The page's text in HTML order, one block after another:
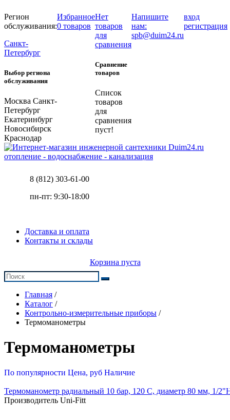
Регион
обслуживания:
Санкт-
Петербург
Выбор региона
обслуживания
Москва Санкт-
Петербург
Екатеринбург
Новосибирск
Краснодар
Избранное
0 товаров
Нет
товаров
для
сравнения
Сравнение
товаров
Список
товаров
для
сравнения
пуст!
Напишите
нам:
spb@duim24.ru
вход
регистрация
отопление - водоснабжение - канализация
8 (812) 303-61-00
пн-пт: 9:30-18:00
Доставка и оплата
Контакты и склады
Корзина пуста
Главная /
Каталог /
Контрольно-измерительные приборы /
Термоманометры
Термоманометры
По популярности Цена, руб Наличие
Термоманометр радиальный 10 бар, 120 C, диаметр 80 мм, 1/
Производитель Uni-Fitt